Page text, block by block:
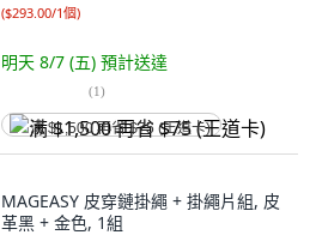
($293.00/1個)
明天 8/7 (五) 預計送達
(1)
满 $1,500 再省 $75 (王道卡)
MAGEASY 皮穿鏈掛繩 + 掛繩片組, 皮
革黑 + 金色, 1組